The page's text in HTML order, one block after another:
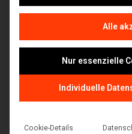
Alle
Nur essenzielle
Individuelle
Cookie-Details